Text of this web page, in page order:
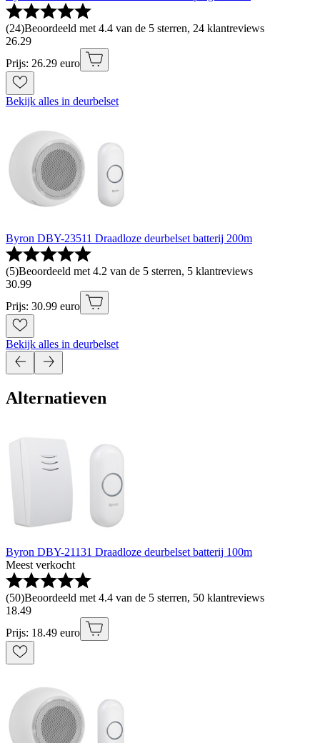
(24)Beoordeeld met 4.4 van de 5 sterren, 24 klantreviews
26.29
Prijs: 26.29 euro
Bekijk alles in deurbelset
Byron DBY-23511 Draadloze deurbelset batterij 200m
(5)Beoordeeld met 4.2 van de 5 sterren, 5 klantreviews
30.99
Prijs: 30.99 euro
Bekijk alles in deurbelset
Alternatieven
Byron DBY-21131 Draadloze deurbelset batterij 100m
Meest verkocht
(50)Beoordeeld met 4.4 van de 5 sterren, 50 klantreviews
18.49
Prijs: 18.49 euro